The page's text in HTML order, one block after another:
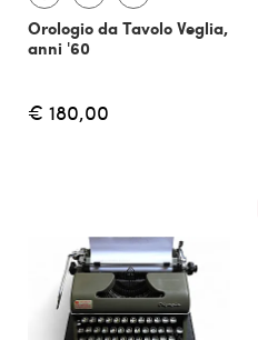
Orologio da Tavolo Veglia,
anni '60
€ 180,00